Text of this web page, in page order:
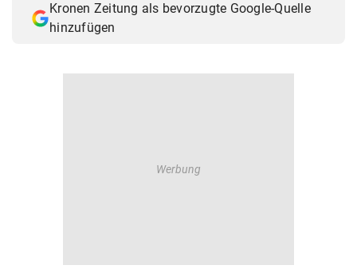
Kronen Zeitung als bevorzugte Google-Quelle
hinzufügen